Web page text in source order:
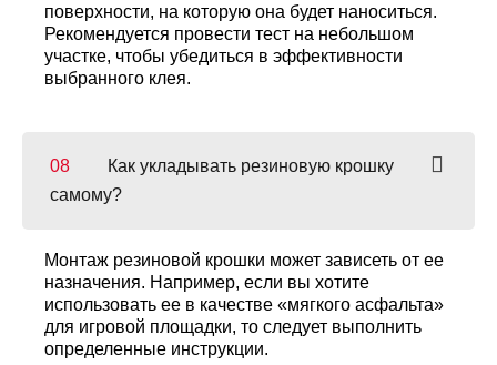
поверхности, на которую она будет наноситься.
Рекомендуется провести тест на небольшом
участке, чтобы убедиться в эффективности
выбранного клея.
Как укладывать резиновую крошку
самому?
Монтаж резиновой крошки может зависеть от ее
назначения. Например, если вы хотите
использовать ее в качестве «мягкого асфальта»
для игровой площадки, то следует выполнить
определенные инструкции.